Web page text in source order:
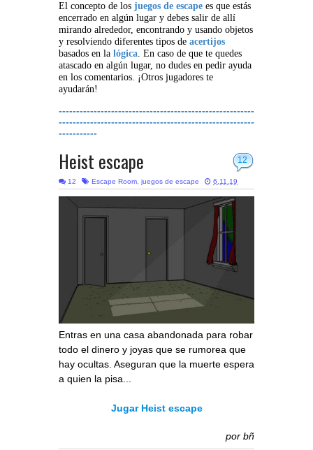
El concepto de los juegos de escape es que estás
encerrado en algún lugar y debes salir de allí
mirando alrededor, encontrando y usando objetos
y resolviendo diferentes tipos de acertijos
basados en la lógica. En caso de que te quedes
atascado en algún lugar, no dudes en pedir ayuda
en los comentarios. ¡Otros jugadores te
ayudarán!
--------------------------------------------------------
--------------------------------------------------------
-----------
12
Heist escape
12 Escape Room, juegos de escape 6.11.19
Entras en una casa abandonada para robar
todo el dinero y joyas que se rumorea que
hay ocultas. Aseguran que la muerte espera
a quien la pisa...
Jugar Heist escape
por bñ